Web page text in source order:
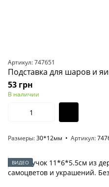
Артикул: 747651
Подставка для шаров и
53 грн
В наличии
Размеры 30*12мм Артикул
ВИДЕО